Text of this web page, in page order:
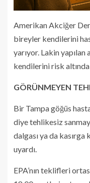
Amerikan Akciğer
bireyler kendilerini
yarıyor. Lakin yapılan
kendilerini risk
GÖRÜNMEYEN
Bir Tampa göğüs
diye tehlikesiz
dalgası ya da kasırga
uyardı.
EPA’nın teklifleri